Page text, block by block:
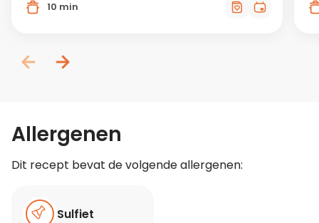
10 min
Allergenen
Dit recept bevat de volgende allergenen:
Sulfiet